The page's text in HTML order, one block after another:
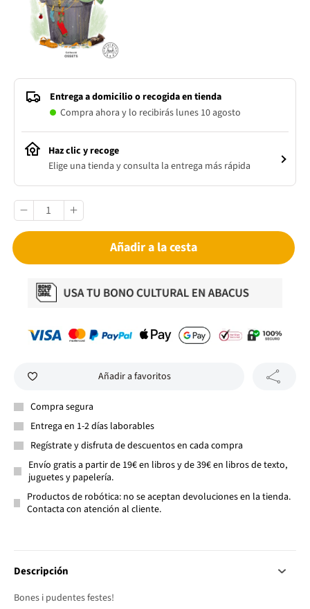
Entrega a domicilio o recogida en tienda
Compra ahora y lo recibirás lunes 10 agosto
Haz clic y recoge
Elige una tienda y consulta la entrega más rápida
Añadir a la cesta
Añadir a favoritos
Compra segura
Entrega en 1-2 días laborables
Regístrate y disfruta de descuentos en cada compra
Envío gratis a partir de 19€ en libros y de 39€ en libros de texto,
juguetes y papelería.
Productos de robótica: no se aceptan devoluciones en la tienda.
Contacta con atención al cliente.
Descripción
Bones i pudentes festes!